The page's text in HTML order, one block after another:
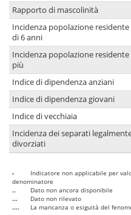
Rapporto di mascolinità
Incidenza popolazione
di 6 anni
Incidenza popolazione residente
più
Indice di dipendenza anziani
Indice di dipendenza giovani
Indice di vecchiaia
Incidenza dei separati
divorziati
-
Indicatore non applicabile per
denominatore
..
Dato non ancora disponibile
...
Dato non rilevato
....
La mancanza o esiguità del